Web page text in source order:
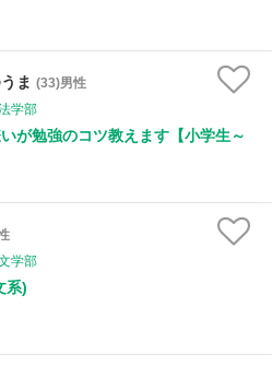
ま (33)男性
学部
が勉強のコツ教えます【小学生～
学部
系)